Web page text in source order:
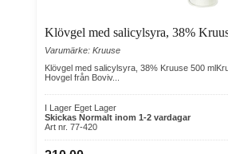
Klövgel med salicylsyra, 38%
Varumärke: Kruuse
Klövgel med salicylsyra, 38% Kruuse 500
Hovgel från Boviv...
I Lager Eget Lager
Skickas Normalt inom 1-2 vardagar
Art nr. 77-420